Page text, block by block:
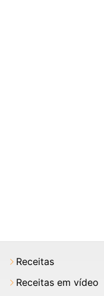
Receitas
Receitas em vídeo